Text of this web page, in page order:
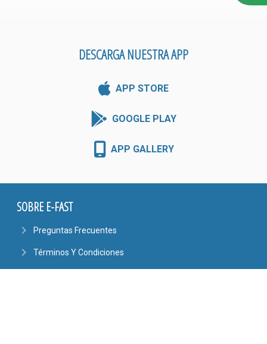
DESCARGA NUESTRA APP
APP STORE
GOOGLE PLAY
APP GALLERY
SOBRE E-FAST
navigate_next Preguntas Frecuentes
navigate_next Términos Y Condiciones